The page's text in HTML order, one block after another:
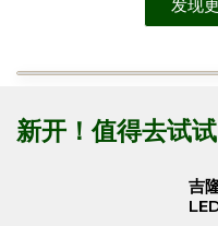
发现
新开！值得去试试
吉